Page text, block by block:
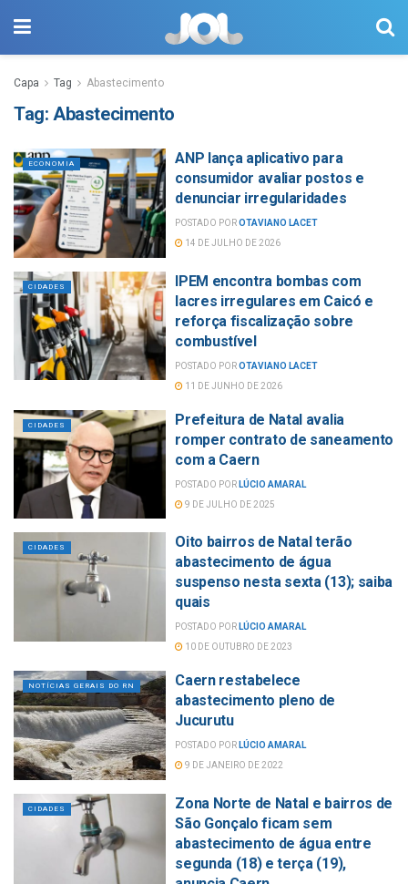
Capa Tag Abastecimento
Tag: Abastecimento
ECONOMIA
ANP lança aplicativo para
consumidor avaliar postos e
denunciar irregularidades
POSTADO POROTAVIANO LACET
14 DE JULHO DE 2026
CIDADES
IPEM encontra bombas com
lacres irregulares em Caicó e
reforça fiscalização sobre
combustível
POSTADO POROTAVIANO LACET
11 DE JUNHO DE 2026
CIDADES
Prefeitura de Natal avalia
romper contrato de saneamento
com a Caern
POSTADO POR LÚCIO AMARAL
9 DE JULHO DE 2025
CIDADES
Oito bairros de Natal terão
abastecimento de água
suspenso nesta sexta (13); saiba
quais
POSTADO POR LÚCIO AMARAL
10 DE OUTUBRO DE 2023
NOTÍCIAS GERAIS DO RN
Caern restabelece
abastecimento pleno de
Jucurutu
POSTADO POR LÚCIO AMARAL
9 DE JANEIRO DE 2022
CIDADES
Zona Norte de Natal e bairros de
São Gonçalo ficam sem
abastecimento de água entre
segunda (18) e terça (19),